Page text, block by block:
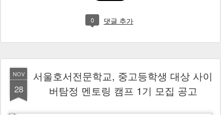
0 댓글 추가
NOV
28
서울호서전문학교, 중고등학생 대상 사이
버탐정 멘토링 캠프 1기 모집 공고